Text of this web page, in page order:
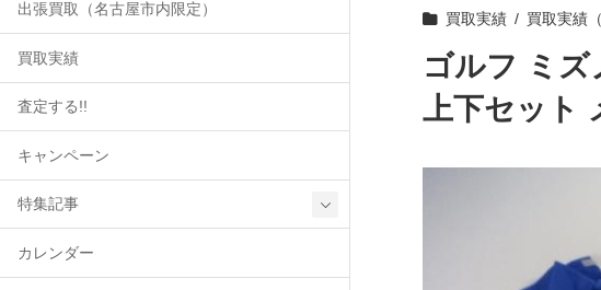
出張買取（名古屋市内限定）
買取実績
査定する!!
キャンペーン
特集記事
カレンダー
買取実績
買取実績
ゴルフ ミズ
上下セット